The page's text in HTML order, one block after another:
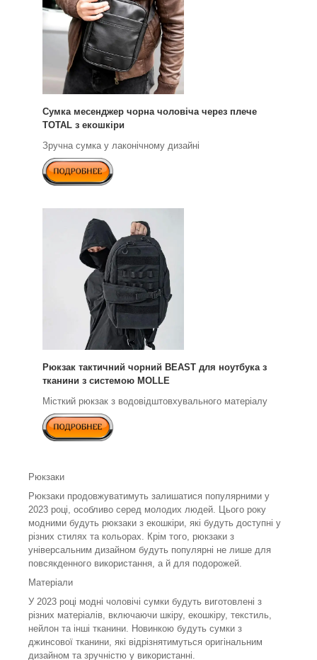
Сумка месенджер чорна чоловіча через плече
TOTAL з екошкіри
Зручна сумка у лаконічному дизайні
Рюкзак тактичний чорний BEAST для ноутбука з
тканини з системою MOLLE
Місткий рюкзак з водовідштовхувального матеріалу
Рюкзаки
Рюкзаки продовжуватимуть залишатися популярними у
2023 році, особливо серед молодих людей. Цього року
модними будуть рюкзаки з екошкіри, які будуть доступні у
різних стилях та кольорах. Крім того, рюкзаки з
універсальним дизайном будуть популярні не лише для
повсякденного використання, а й для подорожей.
Матеріали
У 2023 році модні чоловічі сумки будуть виготовлені з
різних матеріалів, включаючи шкіру, екошкіру, текстиль,
нейлон та інші тканини. Новинкою будуть сумки з
джинсової тканини, які відрізнятимуться оригінальним
дизайном та зручністю у використанні.